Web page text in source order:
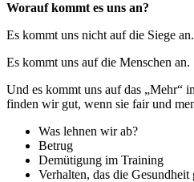
Worauf kommt es uns an?
Es kommt uns nicht auf die Siege an.
Es kommt uns auf die Menschen an.
Und es kommt uns auf das „Mehr“
finden wir gut, wenn sie fair und
Was lehnen wir ab?
Betrug
Demütigung im Training
Verhalten, das die Gesundheit